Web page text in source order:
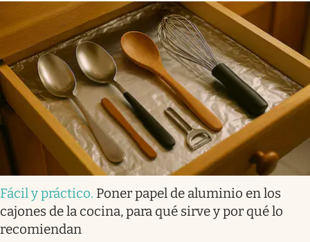
Fácil y práctico. Poner papel de aluminio en los
cajones de la cocina, para qué sirve y por qué lo
recomiendan